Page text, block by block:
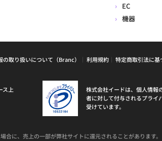
EC
機器
の取り扱いについて（Branc） 利用規約 特定商取引法に基
ス上
株式会社イードは、個人情報
者に対して付与されるプライ
受けています。
合に、売上の一部が弊社サイトに還元されることがあります。